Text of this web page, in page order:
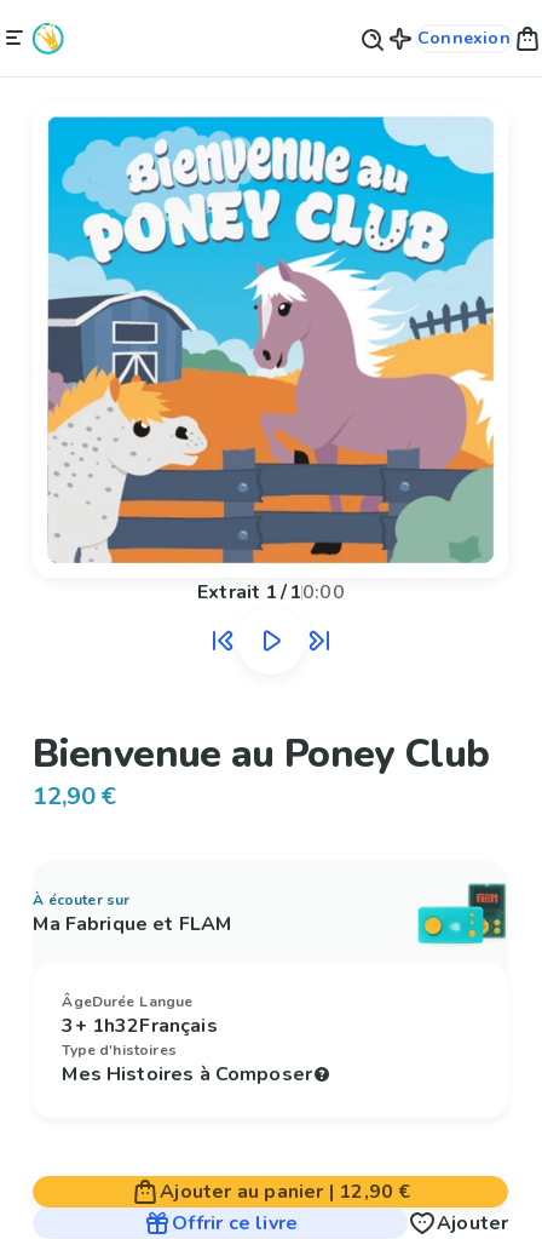
Connexion
Extrait 1/10:00
Bienvenue au Poney Club
12,90 €
À écouter sur
Ma Fabrique et FLAM
Âge
3+
Durée
1h32
Langue
Français
Type d'histoires
Mes Histoires à Composer
Ajouter au panier | 12,90 €
Offrir ce livre
Ajouter